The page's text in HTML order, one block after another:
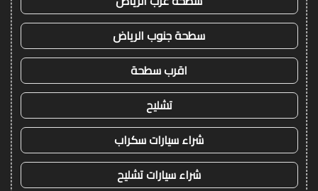
سطحة جنوب الرياض
اقرب سطحة
تشليح
شراء سيارات سكراب
شراء سيارات تشليح